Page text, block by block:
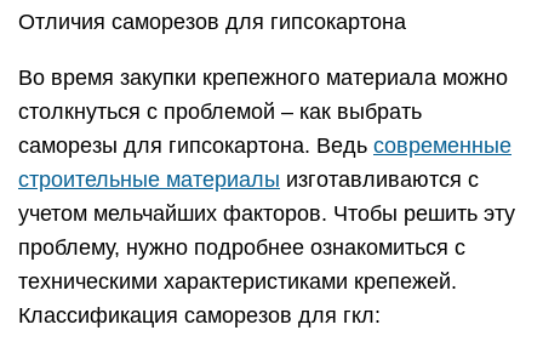
Отличия саморезов для гипсокартона
Во время закупки крепежного материала можно
столкнуться с проблемой – как выбрать
саморезы для гипсокартона. Ведь современные
строительные материалы изготавливаются с
учетом мельчайших факторов. Чтобы решить эту
проблему, нужно подробнее ознакомиться с
техническими характеристиками крепежей.
Классификация саморезов для гкл: